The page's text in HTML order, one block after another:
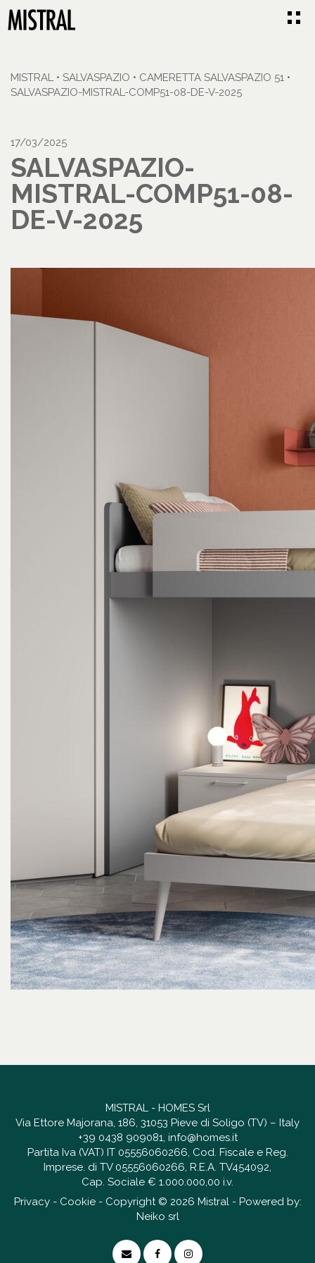
MISTRAL • SALVASPAZIO • CAMERETTA SALVASPAZIO 51 •
SALVASPAZIO-MISTRAL-COMP51-08-DE-V-2025
17/03/2025
SALVASPAZIO-
MISTRAL-COMP51-08-
DE-V-2025
MISTRAL - HOMES Srl
Via Ettore Majorana, 186, 31053 Pieve di Soligo (TV) – Italy
+39 0438 909081, info@homes.it
Partita Iva (VAT) IT 05556060266, Cod. Fiscale e Reg.
Imprese. di TV 05556060266, R.E.A. TV454092,
Cap. Sociale € 1.000.000,00 i.v.
Privacy- Cookie- Copyright © 2026 Mistral - Powered by:
Neiko srl